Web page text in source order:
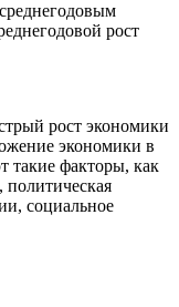
рост
рост экономики
экономики в
такие факторы, как
социальное